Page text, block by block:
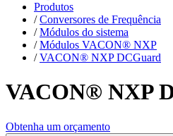
Produtos
/ Conversores de Frequência
/ Módulos do sistema
/ Módulos VACON® NXP
/ VACON® NXP DCGuard
VACON® NXP
Obtenha um orçamento